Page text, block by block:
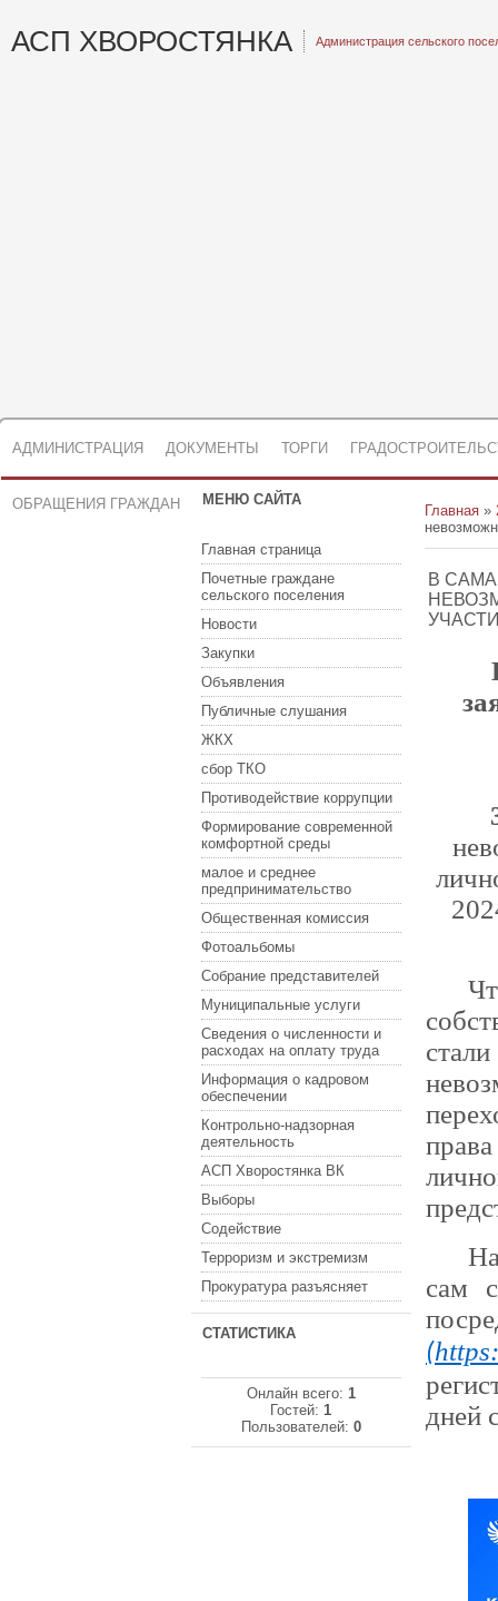
АСП ХВОРОСТЯНКА Администрация сельского
АДМИНИСТРАЦИЯ ДОКУМЕНТЫ ТОРГИ
ОБРАЩЕНИЯ ГРАЖДАН МЕНЮ САЙТА
Главная страница
Почетные граждане
сельского поселения
Новости
Закупки
Объявления
Публичные слушания
ЖКХ
сбор ТКО
Противодействие коррупции
Формирование современной
комфортной среды
малое и среднее
предпринимательство
Общественная комиссия
Фотоальбомы
Собрание представителей
Муниципальные услуги
Сведения о численности и
расходах на оплату труда
Информация о кадровом
обеспечении
Контрольно-надзорная
деятельность
АСП Хворостянка ВК
Выборы
Содействие
Терроризм и экстремизм
Прокуратура разъясняет
СТАТИСТИКА
Онлайн всего: 1
Гостей:1
Пользователей: 0
Главная »
В
сам
(
дней